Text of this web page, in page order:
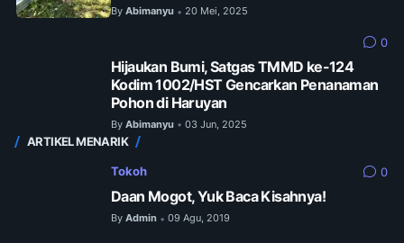
By Abimanyu • 20 Mei, 2025
0
Hijaukan Bumi, Satgas TMMD ke-124
Kodim 1002/HST Gencarkan Penanaman
Pohon di Haruyan
By Abimanyu • 03 Jun, 2025
ARTIKEL MENARIK
Tokoh 0
Daan Mogot, Yuk Baca Kisahnya!
By Admin • 09 Agu, 2019